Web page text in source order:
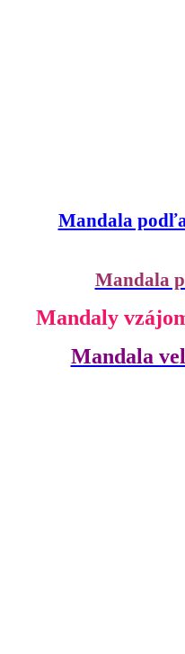
Mandala
Mandala
Mandaly
Mandala